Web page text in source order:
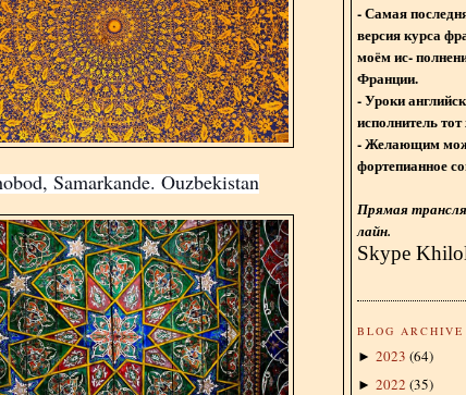
Samarkande. Ouzbekistan
- Самая
версия курса
моём ис-
Франции.
- Уроки
исполнитель
- Желающим
фортепианное
Прямая
лайн.
Skype
BLOG ARCHIVE
► 2023 (64)
► 2022 (35)